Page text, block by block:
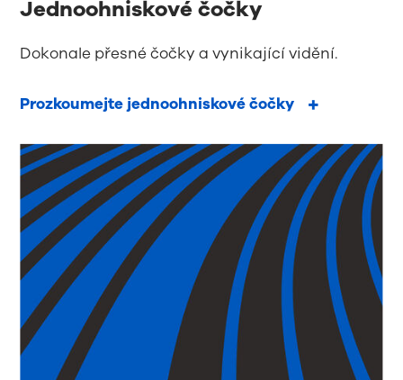
Jednoohniskové čočky
Dokonale přesné čočky a vynikající vidění.
Prozkoumejte jednoohniskové čočky